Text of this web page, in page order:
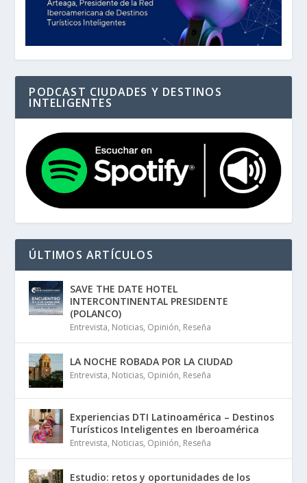
PODCAST CIUDADES Y DESTINOS
INTELIGENTES
ÚLTIMOS ARTÍCULOS
SAVE THE DATE HOTEL
INTERCONTINENTAL PRESIDENTE
(POLANCO)
Entrevista, Noticias, Opinión, Reseña
LA NOCHE ROBADA POR LA CIUDAD
Entrevista, Noticias, Opinión, Reseña
Experiencias DTI Latinoamérica – Destinos
Turísticos Inteligentes en Iberoamérica
Entrevista, Noticias, Opinión, Reseña
Estudio: retos y oportunidades de los